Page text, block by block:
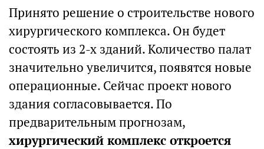
Принято решение о строительстве нового
хирургического комплекса. Он будет
состоять из 2-х зданий. Количество палат
значительно увеличится, появятся новые
операционные. Сейчас проект нового
здания согласовывается. По
предварительным прогнозам,
хирургический комплекс откроется